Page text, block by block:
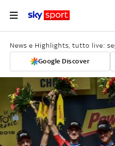
News e Highlights, tutto live:
Google Discover